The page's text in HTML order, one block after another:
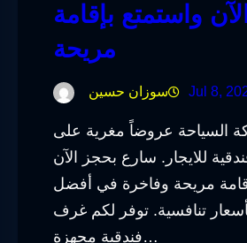
واستمتع بإقامة
مريحة
سوزان حسين Jul 8,
السياحة عروضاً مغرية على
للايجار. سارع بحجز الآن
مريحة وفاخرة في أفضل
بأسعار تنافسية. توفر لكم غرف
فندقية مجهزة…